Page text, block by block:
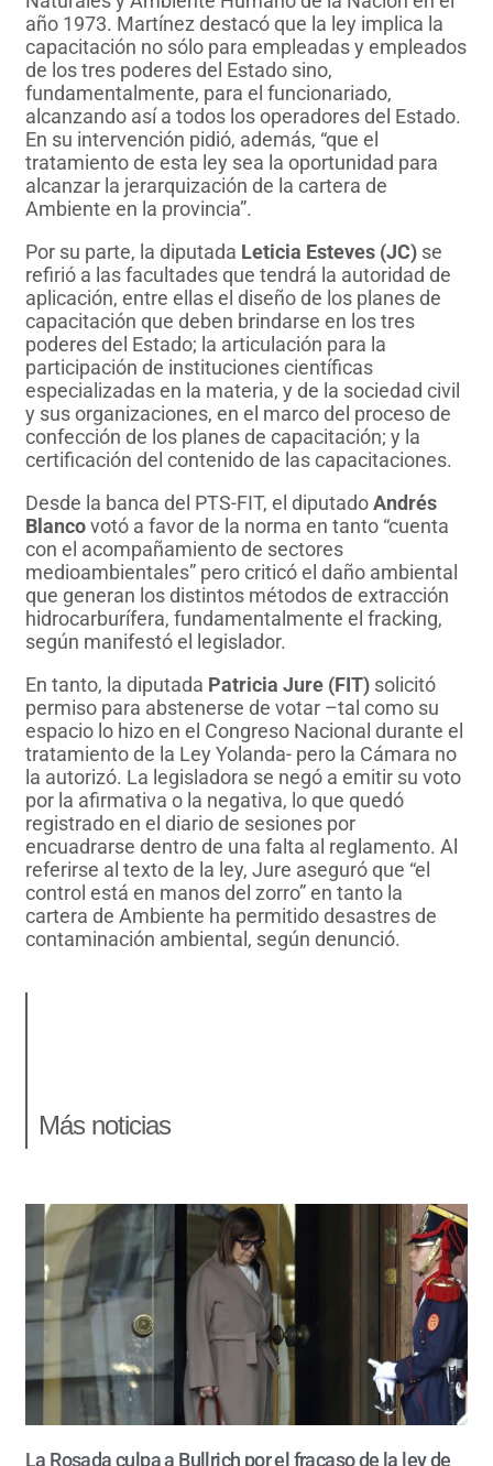
año 1973. Martínez destacó que la ley implica la
capacitación no sólo para empleadas y empleados
de los tres poderes del Estado sino,
fundamentalmente, para el funcionariado,
alcanzando así a todos los operadores del Estado.
En su intervención pidió, además, “que el
tratamiento de esta ley sea la oportunidad para
alcanzar la jerarquización de la cartera de
Ambiente en la provincia”.
Por su parte, la diputada Leticia Esteves (JC) se
refirió a las facultades que tendrá la autoridad de
aplicación, entre ellas el diseño de los planes de
capacitación que deben brindarse en los tres
poderes del Estado; la articulación para la
participación de instituciones científicas
especializadas en la materia, y de la sociedad civil
y sus organizaciones, en el marco del proceso de
confección de los planes de capacitación; y la
certificación del contenido de las capacitaciones.
Desde la banca del PTS-FIT, el diputadoAndrés
Blancovotó a favor de la norma en tanto “cuenta
con el acompañamiento de sectores
medioambientales” pero criticó el daño ambiental
que generan los distintos métodos de extracción
hidrocarburífera, fundamentalmente el fracking,
según manifestó el legislador.
En tanto, la diputada Patricia Jure (FIT) solicitó
permiso para abstenerse de votar –tal como su
espacio lo hizo en el Congreso Nacional durante el
tratamiento de la Ley Yolanda- pero la Cámara no
la autorizó. La legisladora se negó a emitir su voto
por la afirmativa o la negativa, lo que quedó
registrado en el diario de sesiones por
encuadrarse dentro de una falta al reglamento. Al
referirse al texto de la ley, Jure aseguró que “el
control está en manos del zorro” en tanto la
cartera de Ambiente ha permitido desastres de
contaminación ambiental, según denunció.
Más noticias
La Rosada culpa a Bullrich por el fracaso de la ley de